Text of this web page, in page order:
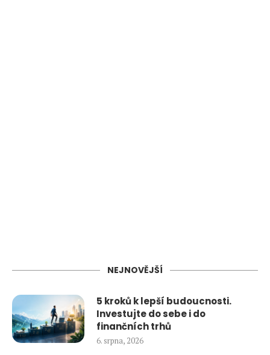
NEJNOVĚJŠÍ
5 kroků k lepší budoucnosti.
Investujte do sebe i do
finančních trhů
6. srpna, 2026